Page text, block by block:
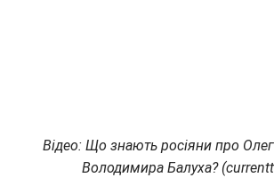
Відео: Що знають росіяни про
Володимира Балуха?